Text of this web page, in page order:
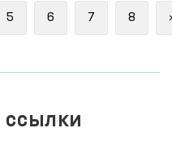
5 6 7 8
ссылки